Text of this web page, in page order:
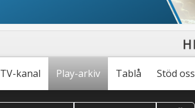
TV-kanal Play-arkiv Tablå Stöd oss